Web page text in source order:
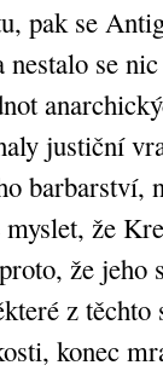
pak se
nestalo se
justiční
barbarství,
že
že jeho
z těchto
konec